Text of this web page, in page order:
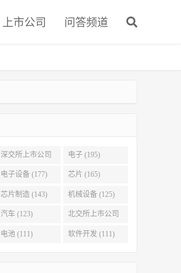
上市公司 问答频道
深交所上市公司
(215)
电子 (195)
电子设备 (177) 芯片 (165)
芯片制造 (143) 机械设备 (125)
汽车 (123) 北交所上市公司
(116)
电池 (111) 软件开发 (111)